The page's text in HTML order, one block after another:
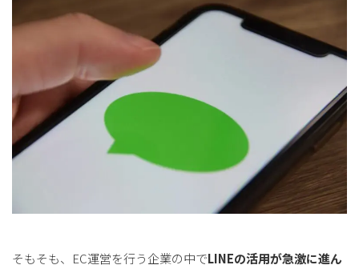
そもそも、EC運営を行う企業の中でLINEの活用が急激に進ん